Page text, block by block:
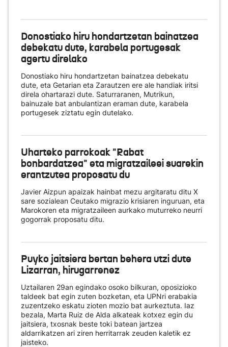
Donostiako hiru hondartzetan bainatzea
debekatu dute, karabela portugesak
agertu direlako
Donostiako hiru hondartzetan bainatzea debekatu
dute, eta Getarian eta Zarautzen ere ale handiak iritsi
direla ohartarazi dute. Saturraranen, Mutrikun,
bainuzale bat anbulantizan eraman dute, karabela
portugesek ziztatu egin dutelako.
Uharteko parrokoak "Rabat
bonbardatzea" eta migratzaileei suarekin
erantzutea proposatu du
Javier Aizpun apaizak hainbat mezu argitaratu ditu X
sare sozialean Ceutako migrazio krisiaren inguruan, eta
Marokoren eta migratzaileen aurkako muturreko neurri
gogorrak proposatu ditu.
Puyko jaitsiera bertan behera utzi dute
Lizarran, hirugarrenez
Uztailaren 29an egindako osoko bilkuran, oposizioko
taldeek bat egin zuten bozketan, eta UPNri erabakia
zuzentzeko eskatu zioten mozio bat aurkeztuta. Iaz
bezala, Marta Ruiz de Alda alkateak kotxez egin du
jaitsiera, txosnak beste toki batean jartzea
aldarrikatzen ari ziren herritarrak zeuden kaletik ez
jaisteko.